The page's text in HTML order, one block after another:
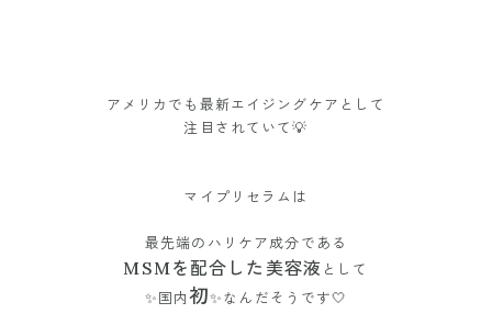
アメリカでも最新エイジングケアとして
注目されていて💡
マイプリセラムは
最先端のハリケア成分である
MSMを配合した美容液 として
✨国内初✨なんだそうです🤍